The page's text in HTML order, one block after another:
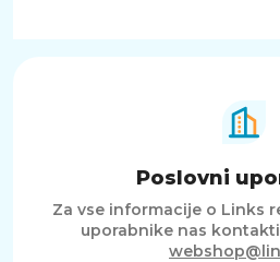
Poslovni
Za vse informacije o Links
uporabnike nas